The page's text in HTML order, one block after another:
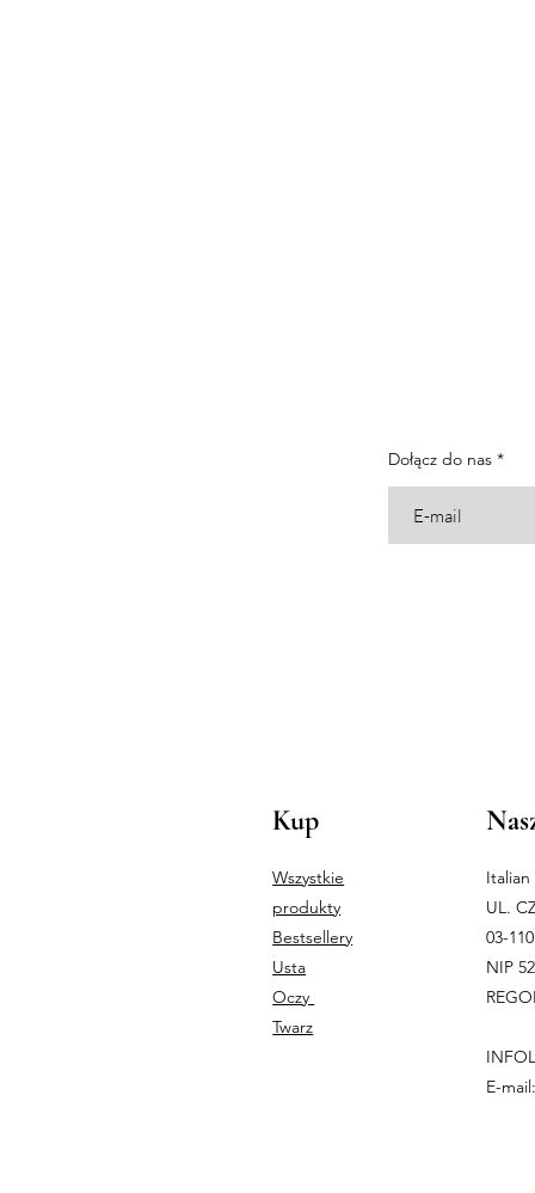
Dołącz do nas
Kup
Wszystkie
produkty
Bestsellery
Usta
Oczy
Twarz
UL.
03-
NIP
E-mail: